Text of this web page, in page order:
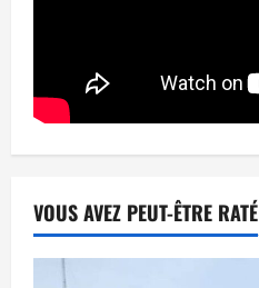
VOUS AVEZ PEUT-ÊTRE RATÉ